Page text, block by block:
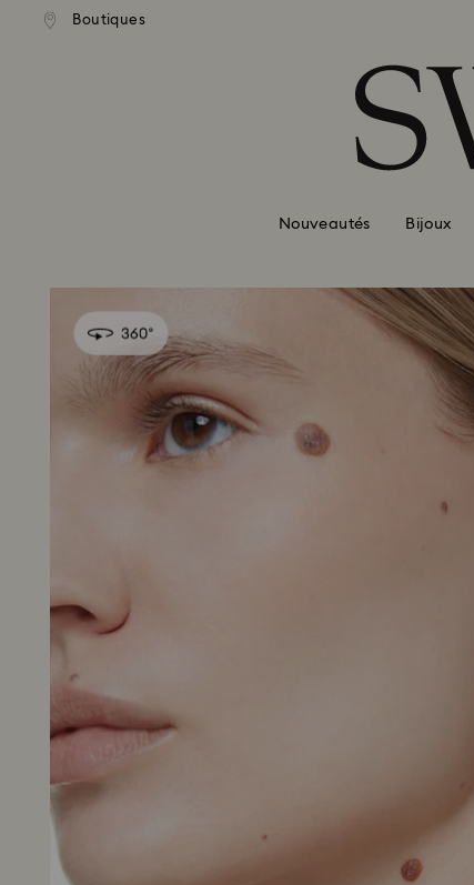
Accesskeys list
Boutiques
Nouveautés Bijoux